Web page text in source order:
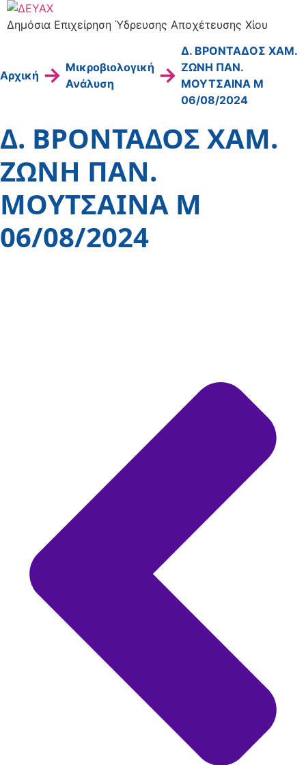
Μετάβαση
στο
Δημόσια Επιχείρηση Ύδρευσης Αποχέτευσης Χίου
Αρχική → Μικροβιολογική
Ανάλυση
→
Δ. ΒΡΟΝΤΑΔΟΣ ΧΑΜ.
ΖΩΝΗ ΠΑΝ.
ΜΟΥΤΣΑΙΝΑ Μ
06/08/2024
Δ. ΒΡΟΝΤΑΔΟΣ ΧΑΜ.
ΖΩΝΗ ΠΑΝ.
ΜΟΥΤΣΑΙΝΑ Μ
06/08/2024